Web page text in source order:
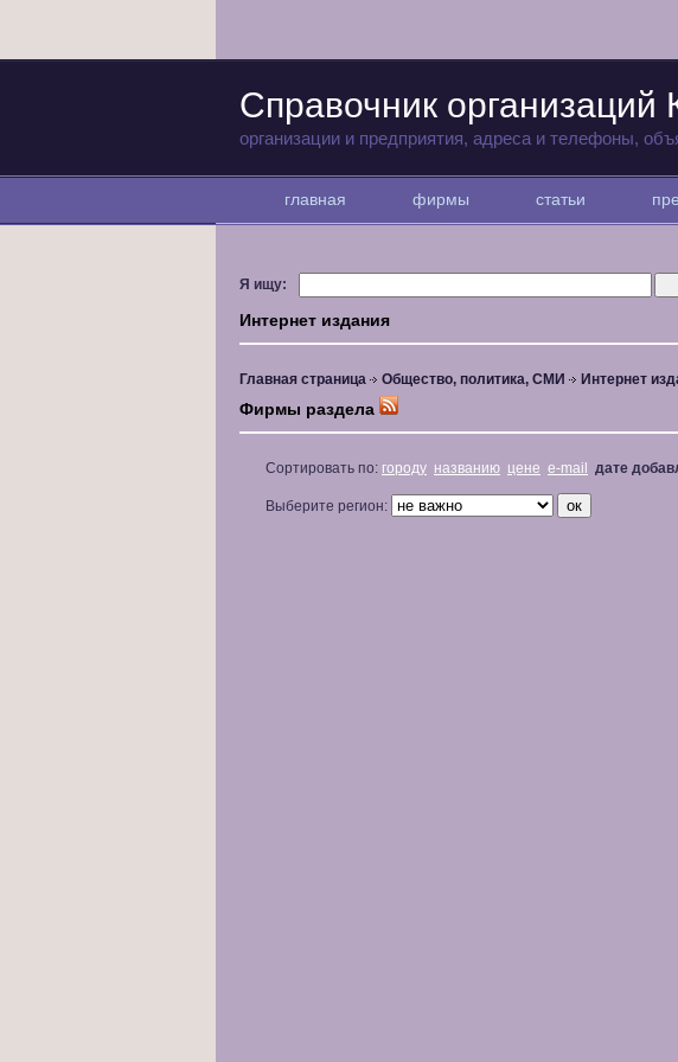
Справочник организаций
организации и предприятия, адреса и телефоны,
главная фирмы статьи
Я ищу:
Интернет издания
Главная страница Общество, политика, СМИ Интернет
Фирмы раздела
Сортировать по: городу названию цене e-mail дате
Выберите регион: